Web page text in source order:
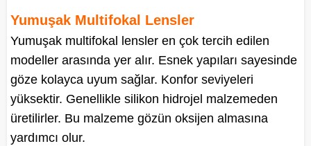
Yumuşak Multifokal Lensler
Yumuşak multifokal lensler en çok tercih edilen
modeller arasında yer alır. Esnek yapıları sayesinde
göze kolayca uyum sağlar. Konfor seviyeleri
yüksektir. Genellikle silikon hidrojel malzemeden
üretilirler. Bu malzeme gözün oksijen almasına
yardımcı olur.